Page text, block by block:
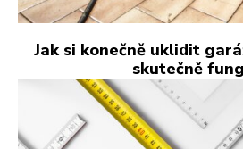
Jak si konečně uklidit
skutečně